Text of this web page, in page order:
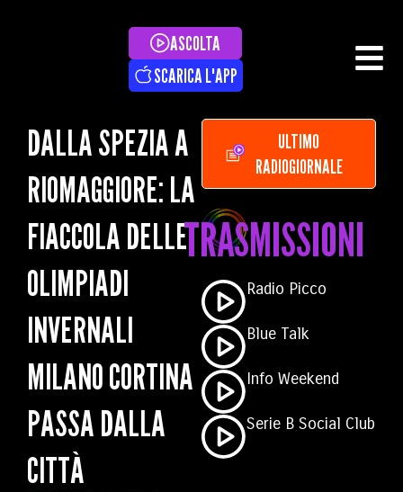
ASCOLTA
SCARICA L'APP
DALLA SPEZIA A
RIOMAGGIORE: LA
FIACCOLA DELLE
OLIMPIADI
INVERNALI
MILANO CORTINA
PASSA DALLA
CITTÀ
ULTIMO
RADIOGIORNALE
TRASMISSIONI
Radio Picco
Blue Talk
Info Weekend
Serie B Social Club